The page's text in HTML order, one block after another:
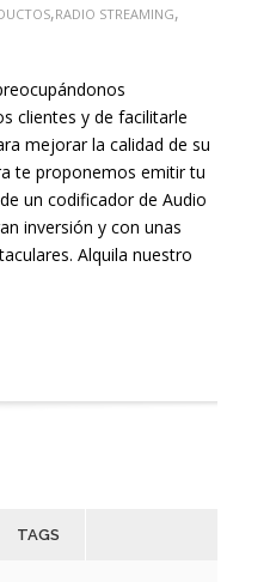
,RADIO STREAMING,
clientes y de facilitarle
mejorar la calidad de su
te proponemos emitir tu
un codificador de Audio
inversión y con unas
Alquila nuestro
TAGS